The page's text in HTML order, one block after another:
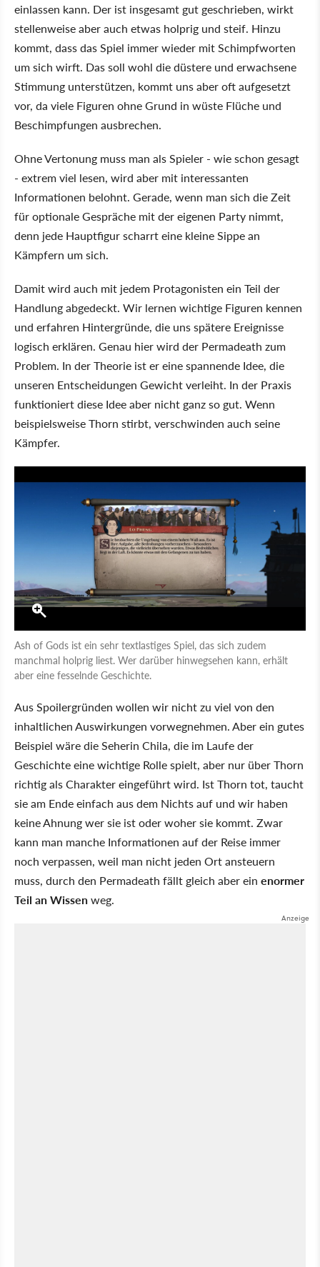
einlassen kann. Der ist insgesamt gut geschrieben, wirkt
stellenweise aber auch etwas holprig und steif. Hinzu
kommt, dass das Spiel immer wieder mit Schimpfworten
um sich wirft. Das soll wohl die düstere und erwachsene
Stimmung unterstützen, kommt uns aber oft aufgesetzt
vor, da viele Figuren ohne Grund in wüste Flüche und
Beschimpfungen ausbrechen.
Ohne Vertonung muss man als Spieler - wie schon gesagt
- extrem viel lesen, wird aber mit interessanten
Informationen belohnt. Gerade, wenn man sich die Zeit
für optionale Gespräche mit der eigenen Party nimmt,
denn jede Hauptfigur scharrt eine kleine Sippe an
Kämpfern um sich.
Damit wird auch mit jedem Protagonisten ein Teil der
Handlung abgedeckt. Wir lernen wichtige Figuren kennen
und erfahren Hintergründe, die uns spätere Ereignisse
logisch erklären. Genau hier wird der Permadeath zum
Problem. In der Theorie ist er eine spannende Idee, die
unseren Entscheidungen Gewicht verleiht. In der Praxis
funktioniert diese Idee aber nicht ganz so gut. Wenn
beispielsweise Thorn stirbt, verschwinden auch seine
Kämpfer.
Ash of Gods ist ein sehr textlastiges Spiel, das sich zudem
manchmal holprig liest. Wer darüber hinwegsehen kann, erhält
aber eine fesselnde Geschichte.
Aus Spoilergründen wollen wir nicht zu viel von den
inhaltlichen Auswirkungen vorwegnehmen. Aber ein gutes
Beispiel wäre die Seherin Chila, die im Laufe der
Geschichte eine wichtige Rolle spielt, aber nur über Thorn
richtig als Charakter eingeführt wird. Ist Thorn tot, taucht
sie am Ende einfach aus dem Nichts auf und wir haben
keine Ahnung wer sie ist oder woher sie kommt. Zwar
kann man manche Informationen auf der Reise immer
noch verpassen, weil man nicht jeden Ort ansteuern
muss, durch den Permadeath fällt gleich aber ein enormer
Teil an Wissenweg.